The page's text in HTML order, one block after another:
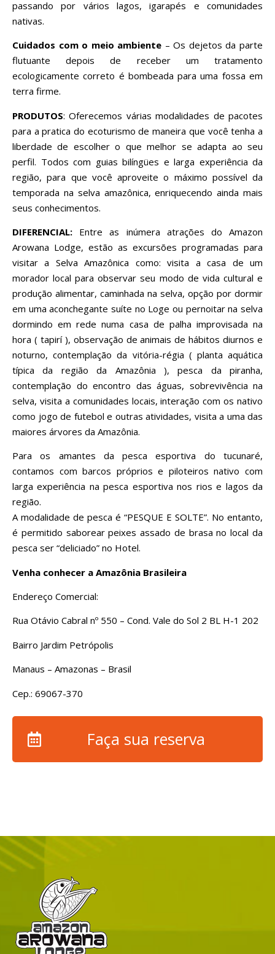
passando por vários lagos, igarapés e comunidades
nativas.
Cuidados com o meio ambiente – Os dejetos da parte
flutuante depois de receber um tratamento
ecologicamente correto é bombeada para uma fossa em
terra firme.
PRODUTOS: Oferecemos várias modalidades de pacotes
para a pratica do ecoturismo de maneira que você tenha a
liberdade de escolher o que melhor se adapta ao seu
perfil. Todos com guias bilíngües e larga experiência da
região, para que você aproveite o máximo possível da
temporada na selva amazônica, enriquecendo ainda mais
seus conhecimentos.
DIFERENCIAL: Entre as inúmera atrações do Amazon
Arowana Lodge, estão as excursões programadas para
visitar a Selva Amazônica como: visita a casa de um
morador local para observar seu modo de vida cultural e
produção alimentar, caminhada na selva, opção por dormir
em uma aconchegante suíte no Loge ou pernoitar na selva
dormindo em rede numa casa de palha improvisada na
hora ( tapirí ), observação de animais de hábitos diurnos e
noturno, contemplação da vitória-régia ( planta aquática
típica da região da Amazônia ), pesca da piranha,
contemplação do encontro das águas, sobrevivência na
selva, visita a comunidades locais, interação com os nativo
como jogo de futebol e outras atividades, visita a uma das
maiores árvores da Amazônia.
Para os amantes da pesca esportiva do tucunaré,
contamos com barcos próprios e piloteiros nativo com
larga experiência na pesca esportiva nos rios e lagos da
região.
A modalidade de pesca é “PESQUE E SOLTE”. No entanto,
é permitido saborear peixes assado de brasa no local da
pesca ser “deliciado” no Hotel.
Venha conhecer a Amazônia Brasileira
Endereço Comercial:
Rua Otávio Cabral nº 550 – Cond. Vale do Sol 2 BL H-1 202
Bairro Jardim Petrópolis
Manaus – Amazonas – Brasil
Cep.: 69067-370
Faça sua reserva